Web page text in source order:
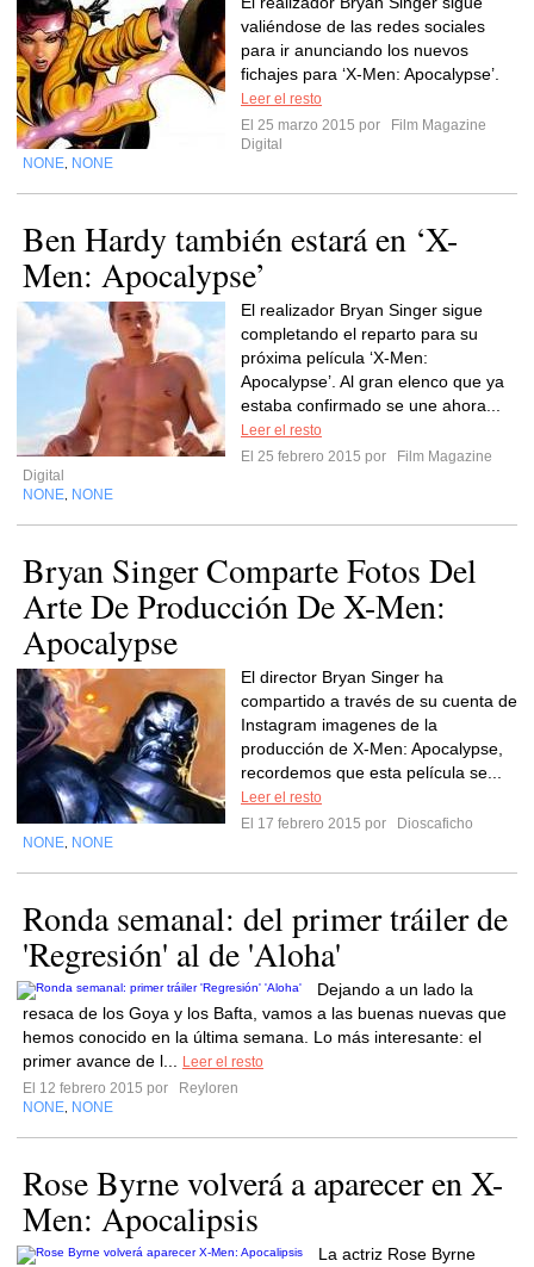
valiéndose de las redes sociales
para ir anunciando los nuevos
fichajes para ‘X-Men: Apocalypse’.
Leer el resto
El 25 marzo 2015 por
Film Magazine
Digital
NONE NONE
Ben Hardy también estará en ‘X-
Men: Apocalypse’
El realizador Bryan Singer sigue
completando el reparto para su
próxima película ‘X-Men:
Apocalypse’. Al gran elenco que ya
estaba confirmado se une ahora...
Leer el resto
El 25 febrero 2015 por
Film Magazine
Digital
NONE NONE
Bryan Singer Comparte Fotos Del
Arte De Producción De X-Men:
Apocalypse
El director Bryan Singer ha
compartido a través de su cuenta de
Instagram imagenes de la
producción de X-Men: Apocalypse,
recordemos que esta película se...
Leer el resto
El 17 febrero 2015 por
Dioscaficho
NONE NONE
Ronda semanal: del primer tráiler de
'Regresión' al de 'Aloha'
Dejando a un lado la
resaca de los Goya y los Bafta, vamos a las buenas nuevas que
hemos conocido en la última semana. Lo más interesante: el
primer avance de l...
Leer el resto
El 12 febrero 2015 por
Reyloren
NONE NONE
Rose Byrne volverá a aparecer en X-
Men: Apocalipsis
La actriz Rose Byrne